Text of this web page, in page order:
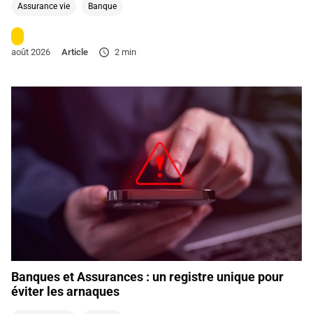
Assurance vie Banque
août 2026 Article 2 min
Banques et Assurances : un registre unique pour
éviter les arnaques